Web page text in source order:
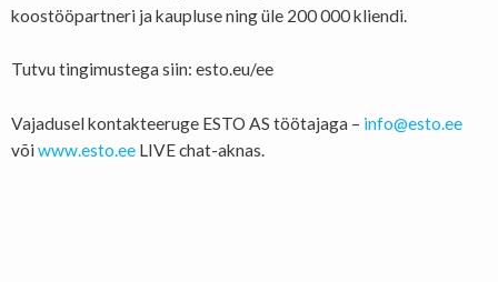
koostööpartneri ja kaupluse ning üle 200 000 kliendi.
Tutvu tingimustega siin: esto.eu/ee
Vajadusel kontakteeruge ESTO AS töötajaga – info@esto.ee
võiwww.esto.ee LIVE chat-aknas.